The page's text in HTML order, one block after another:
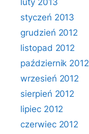
luty 2013
styczeń 2013
grudzień 2012
listopad 2012
październik 2012
wrzesień 2012
sierpień 2012
lipiec 2012
czerwiec 2012